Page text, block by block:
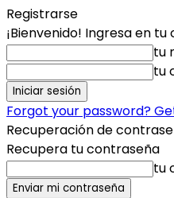
Registrarse
¡Bienvenido! Ingresa en tu
tu
tu
Forgot your password?
Recuperación de
Recupera tu contraseña
tu